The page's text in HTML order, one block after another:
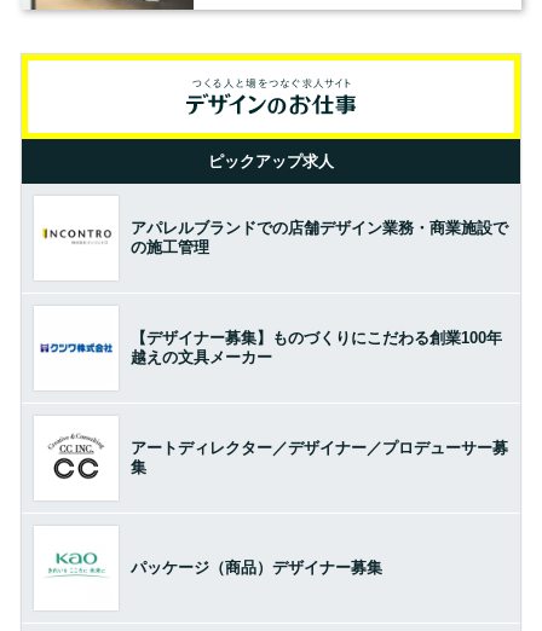
ピックアップ求人
アパレルブランドでの店舗デザイン業務・商業施設で
の施工管理
【デザイナー募集】ものづくりにこだわる創業100年
越えの文具メーカー
アートディレクター／デザイナー／プロデューサー募
集
パッケージ（商品）デザイナー募集